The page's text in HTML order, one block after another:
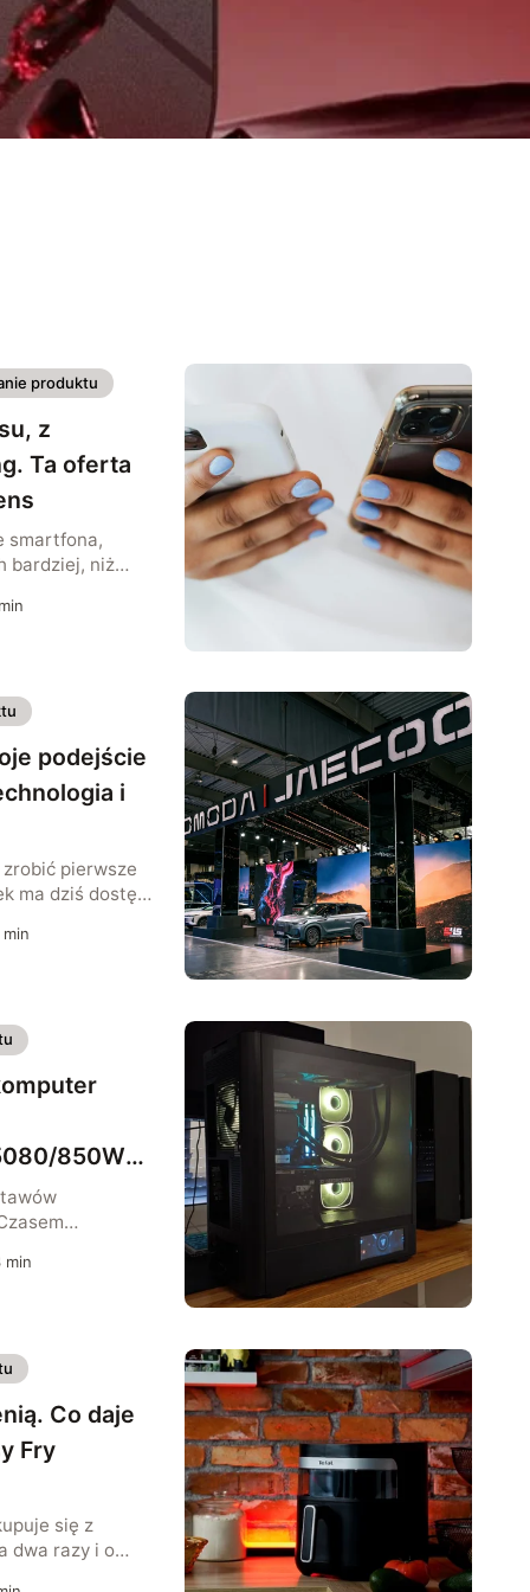
produktu
z
Ta oferta
smartfona,
bardziej, niż
Jeszcze
do komunikacji
w jaki
podejście
i
pierwsze
ma dziś dostęp
ekranów,
i premier
się do
min
850W
nie wiemy
dokładnie w
zapominać
min
Co daje
Fry
się z
dwa razy i o
tylko wtedy,